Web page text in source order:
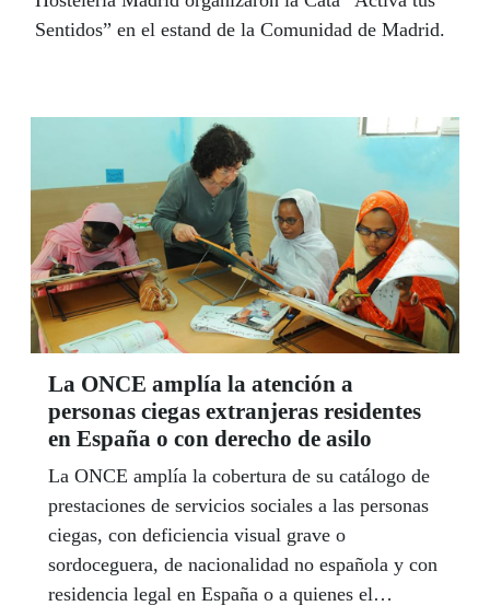
Sentidos” en el estand de la Comunidad de Madrid.
La ONCE amplía la atención a
personas ciegas extranjeras residentes
en España o con derecho de asilo
La ONCE amplía la cobertura de su catálogo de
prestaciones de servicios sociales a las personas
ciegas, con deficiencia visual grave o
sordoceguera, de nacionalidad no española y con
residencia legal en España o a quienes el